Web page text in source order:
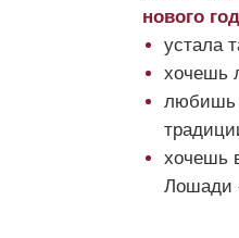
нового
устала
хочешь
любишь
хочешь
Лошади